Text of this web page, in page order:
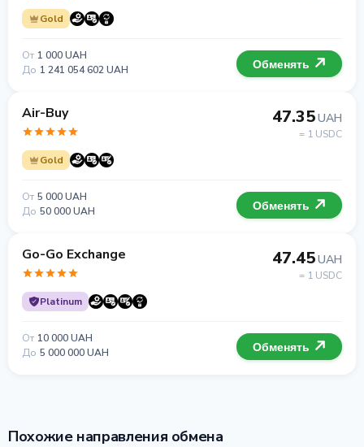
Gold
От 1 000 UAH
До 1 241 054 602 UAH Обменять
Air-Buy
Gold
47.35UAH
= 1 USDC
От 5 000 UAH
До 50 000 UAH Обменять
Go-Go Exchange
Platinum
47.45UAH
= 1 USDC
От 10 000 UAH
До 5 000 000 UAH Обменять
Похожие направления обмена